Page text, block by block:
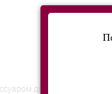
для анального